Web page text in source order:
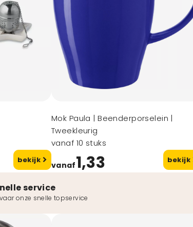
bekijk
Mok Paula | Beenderporselein |
Tweekleurig
vanaf 10 stuks
vanaf1,33 bekijk
service
onze snelle topservice